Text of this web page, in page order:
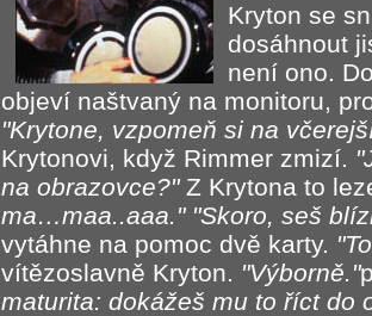
Kryton se
dosáhnout
není ono.
objeví naštvaný na monitoru,
"Krytone, vzpomeň si na
Krytonovi, když Rimmer zmizí.
na obrazovce?"Z Krytona to
ma…maa..aaa." "Skoro, seš
vytáhne na pomoc dvě karty.
vítězoslavně Kryton. "Výborně."
maturita: dokážeš mu to říct do